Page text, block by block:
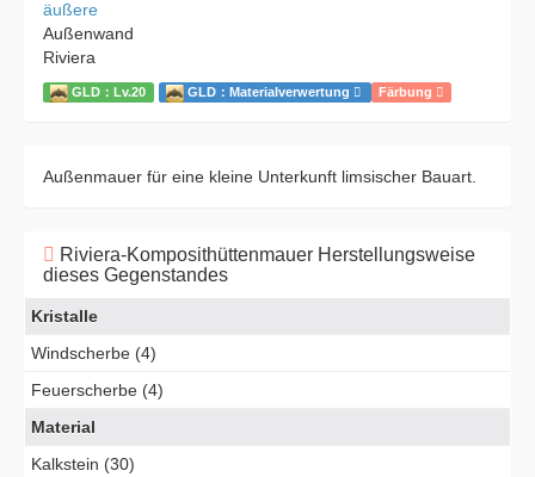
äußere
Außenwand
Riviera
GLD：Lv.20 GLD：Materialverwertung Färbung
Außenmauer für eine kleine Unterkunft limsischer Bauart.
Riviera-Komposithüttenmauer Herstellungsweise
dieses Gegenstandes
Kristalle
Windscherbe (4)
Feuerscherbe (4)
Material
Kalkstein (30)